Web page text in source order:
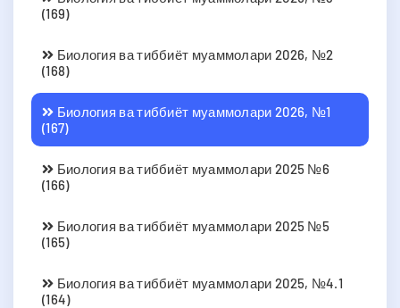
(169)
Биология ва тиббиёт муаммолари 2026, №2
(168)
Биология ва тиббиёт муаммолари 2026, №1
(167)
Биология ва тиббиёт муаммолари 2025 №6
(166)
Биология ва тиббиёт муаммолари 2025 №5
(165)
Биология ва тиббиёт муаммолари 2025, №4.1
(164)